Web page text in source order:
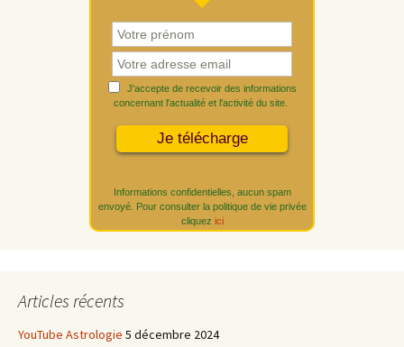
J'accepte de recevoir des informations
concernant l'actualité et l'activité du site.
Informations confidentielles, aucun spam
envoyé. Pour consulter la politique de vie privée
cliquez ici
Articles récents
YouTube Astrologie 5 décembre 2024